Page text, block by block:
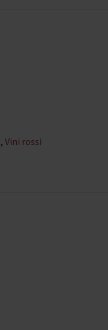
, Vini rossi